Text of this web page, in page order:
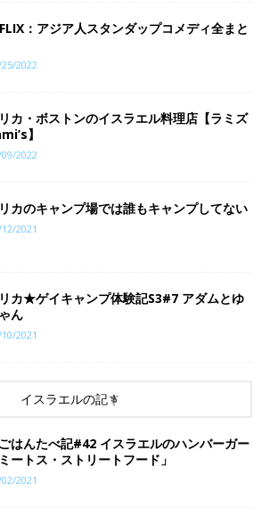
：アジア人スタンダップコメディ全まと
2022
カ・ボストンのイスラエル料理店【ラミズ
】
2022
カのキャンプ場では誰もキャンプしてない
2021
カ★ゲイキャンプ体験記S3#7 アダムとゆ
ん
2021
イスラエルの記事
はんたべ記#42 イスラエルのハンバーガー
ートス・ストリートフード」
2021